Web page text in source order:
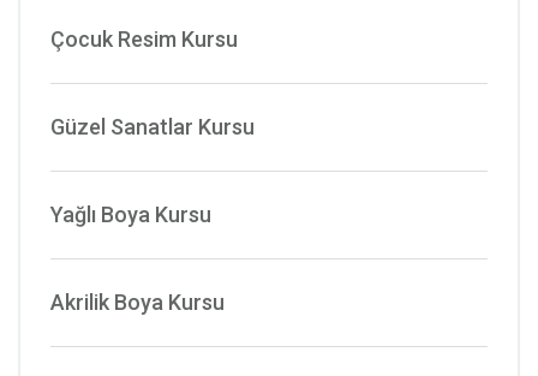
Çocuk Resim Kursu
Güzel Sanatlar Kursu
Yağlı Boya Kursu
Akrilik Boya Kursu